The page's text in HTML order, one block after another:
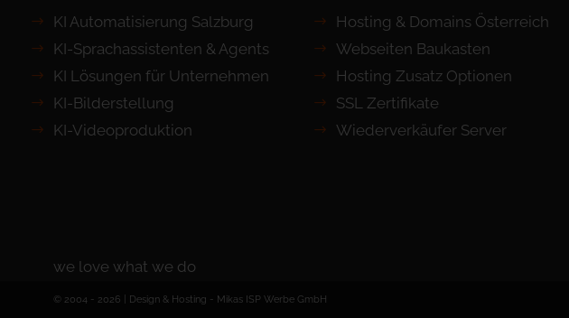
KI Automatisierung Salzburg
KI-Sprachassistenten & Agents
KI Lösungen für Unternehmen
KI-Bilderstellung
KI-Videoproduktion
Hosting & Domains Österreich
Webseiten Baukasten
Hosting Zusatz Optionen
SSL Zertifikate
Wiederverkäufer Server
we love what we do
© 2004 - 2026 | Design & Hosting - Mikas ISP Werbe GmbH